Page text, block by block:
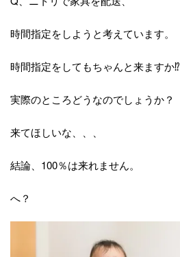
時間指定をしようと考えています。
時間指定をしてもちゃんと来ますか⁉︎
実際のところどうなのでしょうか？
来てほしいな、、、
結論、100％は来れません。
へ？